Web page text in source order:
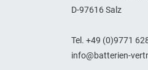
D-97616 Salz
Tel. +49 (0)9771
info@batterien-